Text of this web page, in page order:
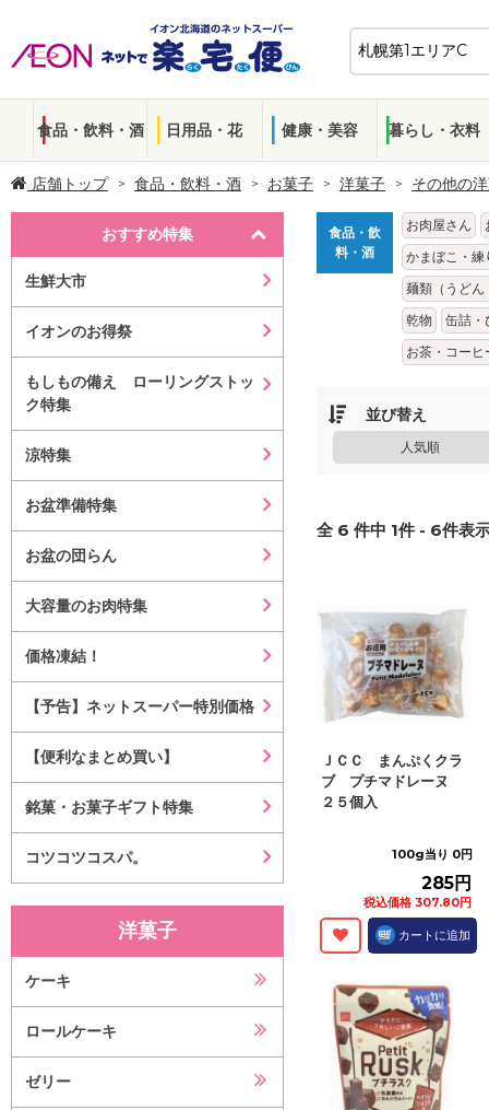
食品・飲料・酒 日用品・花 健康・美容 暮らし・衣料
店舗トップ 食品・飲料・酒 お菓子 洋菓子 その他の
おすすめ特集
生鮮大市
イオンのお得祭
もしもの備え ローリングストッ
ク特集
涼特集
お盆準備特集
お盆の団らん
大容量のお肉特集
価格凍結！
【予告】ネットスーパー特別価格
【便利なまとめ買い】
銘菓・お菓子ギフト特集
コツコツコスパ。
洋菓子
ケーキ
ロールケーキ
ゼリー
食品・飲
料・酒
お肉屋さん
かまぼこ・練
麺類（うどん
乾物
缶詰・
お茶・コー
並び替え
人気順
全 6 件中 1件 - 6件表
ＪＣＣ まんぷくクラ
ブ プチマドレーヌ
２５個入
100g当り 0円
285円
税込価格 307.80円
カートに追加